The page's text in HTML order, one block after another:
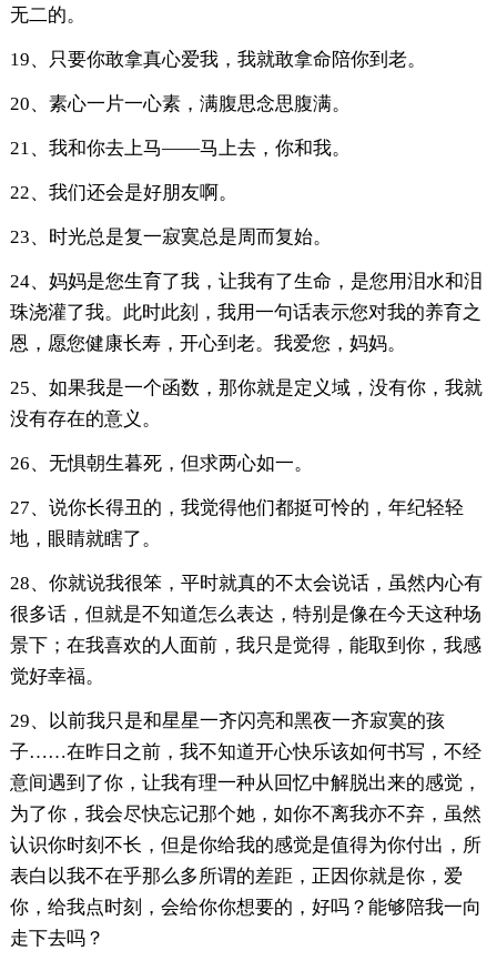
无二的。
19、只要你敢拿真心爱我，我就敢拿命陪你到老。
20、素心一片一心素，满腹思念思腹满。
21、我和你去上马——马上去，你和我。
22、我们还会是好朋友啊。
23、时光总是复一寂寞总是周而复始。
24、妈妈是您生育了我，让我有了生命，是您用泪水和泪
珠浇灌了我。此时此刻，我用一句话表示您对我的养育之
恩，愿您健康长寿，开心到老。我爱您，妈妈。
25、如果我是一个函数，那你就是定义域，没有你，我就
没有存在的意义。
26、无惧朝生暮死，但求两心如一。
27、说你长得丑的，我觉得他们都挺可怜的，年纪轻轻
地，眼睛就瞎了。
28、你就说我很笨，平时就真的不太会说话，虽然内心有
很多话，但就是不知道怎么表达，特别是像在今天这种场
景下；在我喜欢的人面前，我只是觉得，能取到你，我感
觉好幸福。
29、以前我只是和星星一齐闪亮和黑夜一齐寂寞的孩
子……在昨日之前，我不知道开心快乐该如何书写，不经
意间遇到了你，让我有理一种从回忆中解脱出来的感觉，
为了你，我会尽快忘记那个她，如你不离我亦不弃，虽然
认识你时刻不长，但是你给我的感觉是值得为你付出，所
表白以我不在乎那么多所谓的差距，正因你就是你，爱
你，给我点时刻，会给你你想要的，好吗？能够陪我一向
走下去吗？